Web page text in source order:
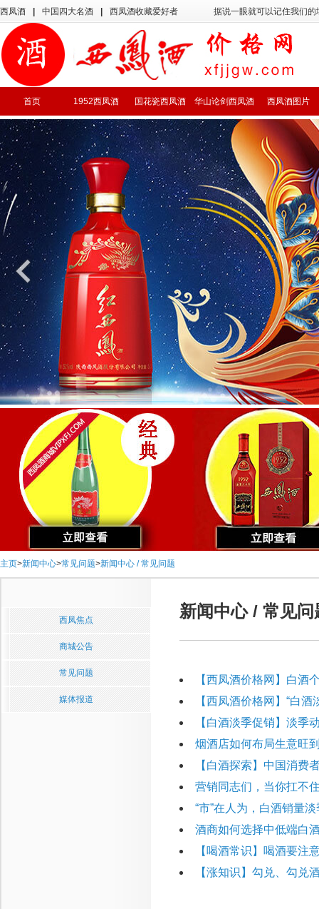
西凤酒 中国四大名酒 西凤酒收藏爱好者 据说一眼就可以记住我们
首页 1952西凤酒 国花瓷西凤酒 华山论剑西凤酒 西凤酒图片
主页>新闻中心>常见问题>新闻中心 / 常见问题
西凤焦点
商城公告
常见问题
媒体报道
新闻中心 / 常见问
【西凤酒价格网】白酒
【西凤酒价格网】“白
【白酒淡季促销】淡季
烟酒店如何布局生意旺
【白酒探索】中国消费
营销同志们，当你扛不
“市”在人为，白酒销量
酒商如何选择中低端白
【喝酒常识】喝酒要注
【涨知识】勾兑、勾兑